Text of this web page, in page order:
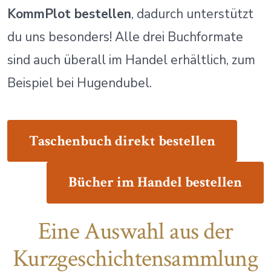
KommPlot bestellen, dadurch unterstützt
du uns besonders! Alle drei Buchformate
sind auch überall im Handel erhältlich, zum
Beispiel bei Hugendubel.
Taschenbuch direkt bestellen
Bücherim Handel bestellen
Eine Auswahl aus der
Kurzgeschichtensammlung